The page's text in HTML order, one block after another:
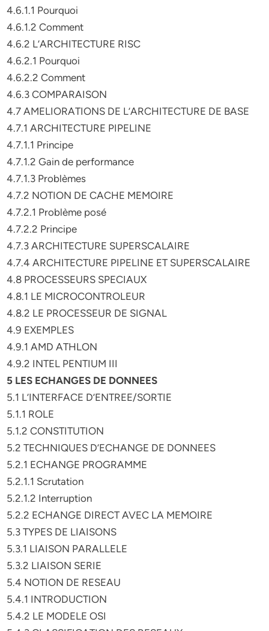
4.6.1.1 Pourquoi
4.6.1.2 Comment
4.6.2 L’ARCHITECTURE RISC
4.6.2.1 Pourquoi
4.6.2.2 Comment
4.6.3 COMPARAISON
4.7 AMELIORATIONS DE L’ARCHITECTURE DE BASE
4.7.1 ARCHITECTURE PIPELINE
4.7.1.1 Principe
4.7.1.2 Gain de performance
4.7.1.3 Problèmes
4.7.2 NOTION DE CACHE MEMOIRE
4.7.2.1 Problème posé
4.7.2.2 Principe
4.7.3 ARCHITECTURE SUPERSCALAIRE
4.7.4 ARCHITECTURE PIPELINE ET SUPERSCALAIRE
4.8 PROCESSEURS SPECIAUX
4.8.1 LE MICROCONTROLEUR
4.8.2 LE PROCESSEUR DE SIGNAL
4.9 EXEMPLES
4.9.1 AMD ATHLON
4.9.2 INTEL PENTIUM III
5 LES ECHANGES DE DONNEES
5.1 L’INTERFACE D’ENTREE/SORTIE
5.1.1 ROLE
5.1.2 CONSTITUTION
5.2 TECHNIQUES D’ECHANGE DE DONNEES
5.2.1 ECHANGE PROGRAMME
5.2.1.1 Scrutation
5.2.1.2 Interruption
5.2.2 ECHANGE DIRECT AVEC LA MEMOIRE
5.3 TYPES DE LIAISONS
5.3.1 LIAISON PARALLELE
5.3.2 LIAISON SERIE
5.4 NOTION DE RESEAU
5.4.1 INTRODUCTION
5.4.2 LE MODELE OSI